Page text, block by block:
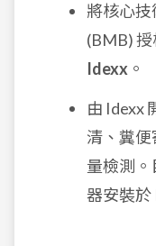
將核心技
(BMB)
Idexx 。
由 Idexx
清、糞
量檢測
器安裝於